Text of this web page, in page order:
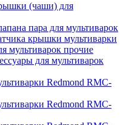
(чаши) для
пара для мультиварок
крышки мультиварки
мультиварок прочие
для мультиварок
Redmond RMC-
Redmond RMC-